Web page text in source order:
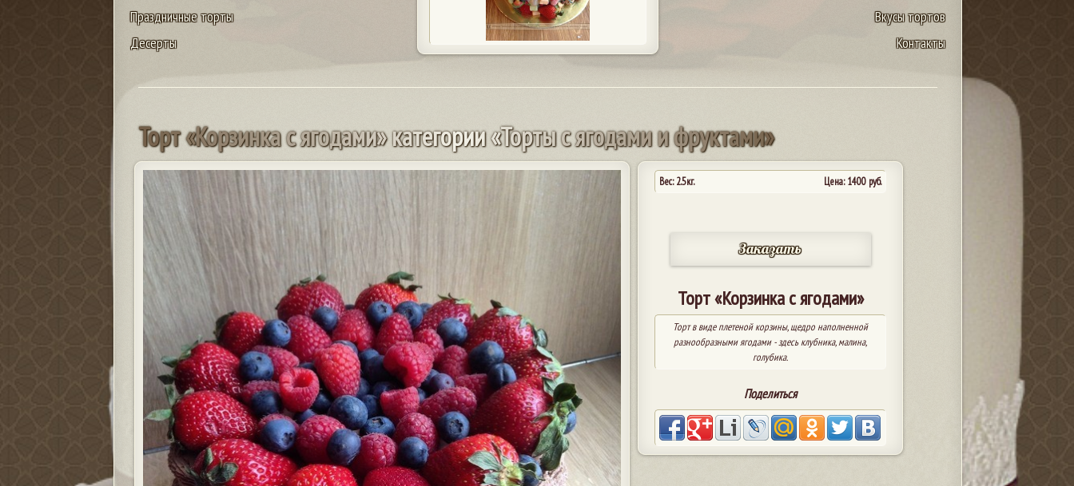
Праздничные торты
Десерты
Вкусы тортов
Контакты
Торт«Корзинкасягодами»категории«Тортысягодамиифруктами»
Вес: 2.5кг. Цена:1400 руб.
Заказать
Торт «Корзинка с ягодами»
Торт в виде плетеной корзины, щедро наполненной
разнообразными ягодами - здесь клубника, малина,
голубика.
Поделиться